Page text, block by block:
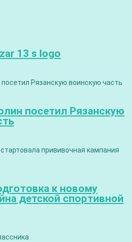
13 s logo
посетил Рязанскую
к новому
детской спортивной